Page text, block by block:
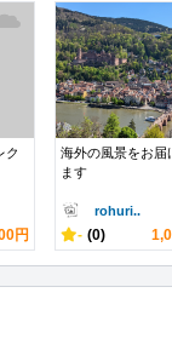
ク
円
海外の風景をお届
ます
rohuri..
- (0)